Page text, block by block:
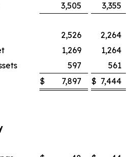
3,505
3,355
2,526
2,264
1,269
1,264
597
561
$ 7,897 $ 7,444